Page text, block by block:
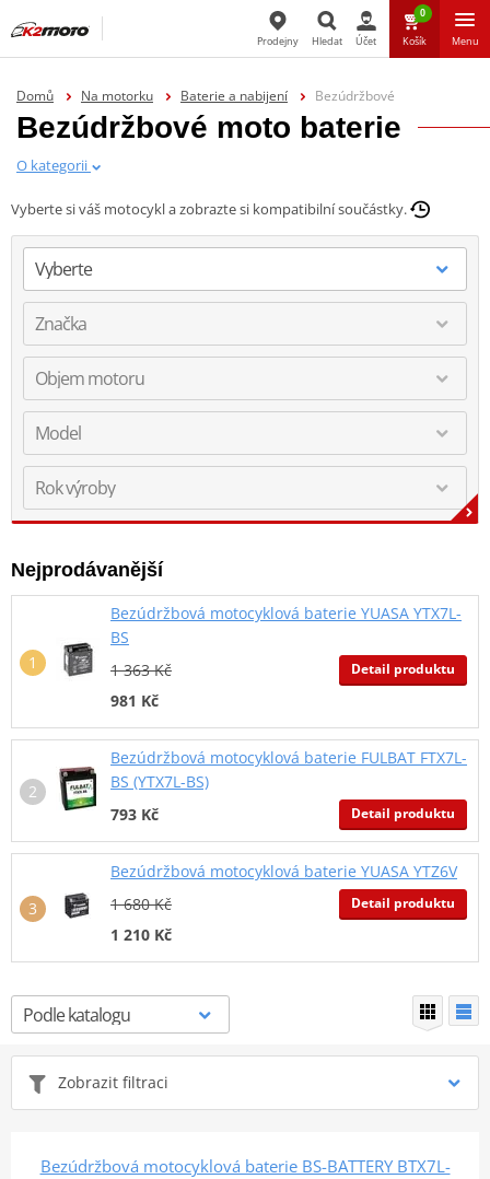
Prodejny Hledat Účet
0
Košík Menu
Domů Na motorku Baterie a nabijení Bezúdržbové
Bezúdržbové moto baterie
O kategorii
Vyberte si váš motocykl a zobrazte si kompatibilní součástky.
Nejprodávanější
Bezúdržbová motocyklová baterie YUASA YTX7L-
BS
1 363 Kč
981 Kč
Detail produktu
Bezúdržbová motocyklová baterie FULBAT FTX7L-
BS (YTX7L-BS)
793 Kč
Detail produktu
Bezúdržbová motocyklová baterie YUASA YTZ6V
1 680 Kč
1 210 Kč
Detail produktu
Zobrazit filtraci
Bezúdržbová motocyklová baterie BS-BATTERY BTX7L-